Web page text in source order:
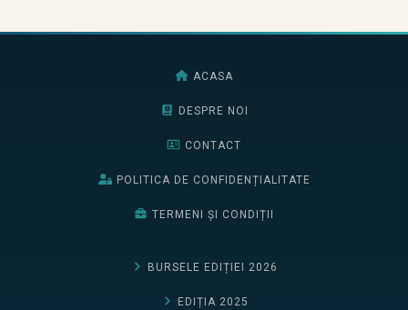
ACASA
DESPRE NOI
CONTACT
POLITICA DE CONFIDENȚIALITATE
TERMENI ȘI CONDIȚII
BURSELE EDIȚIEI 2026
EDIȚIA 2025